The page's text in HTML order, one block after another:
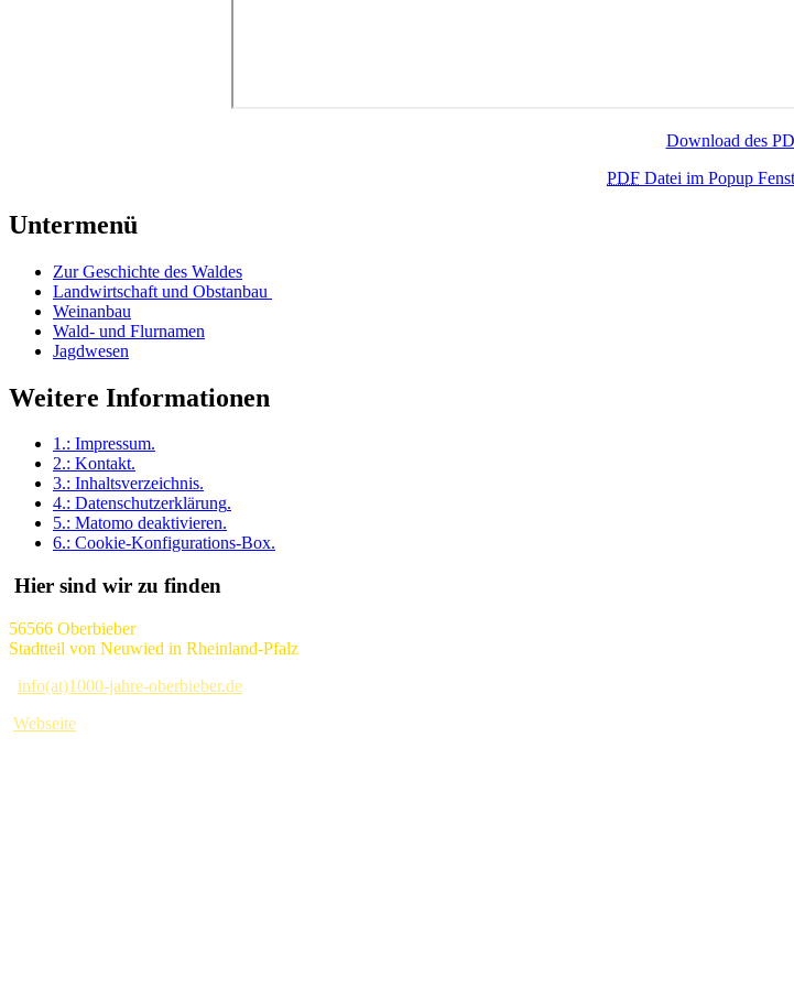
Download des
PDF Datei im Popup
Untermenü
Zur Geschichte des Waldes
Landwirtschaft und Obstanbau
Weinanbau
Wald- und Flurnamen
Jagdwesen
Weitere Informationen
1.: Impressum.
2.: Kontakt.
3.: Inhaltsverzeichnis.
4.: Datenschutzerklärung.
5.: Matomo deaktivieren.
6.: Cookie-Konfigurations-Box.
Hier sind wir zu finden
56566 Oberbieber
Stadtteil von Neuwied in Rheinland-Pfalz
info(at)1000-jahre-oberbieber.de
Webseite